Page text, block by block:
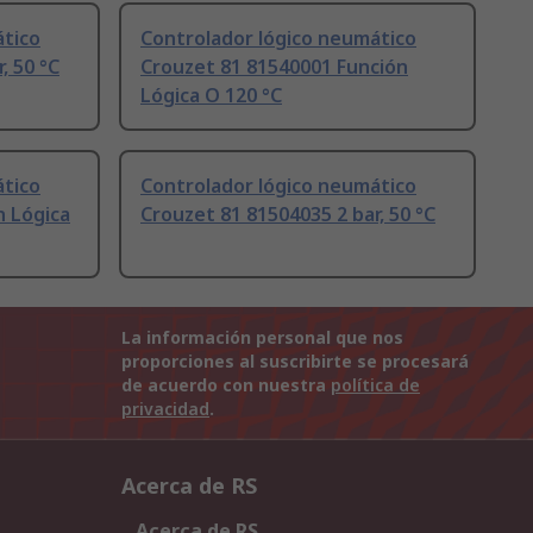
50 °C
Controlador lógico neumático
Crouzet 81 81540001 Función
Lógica O 120 °C
Lógica
Controlador lógico neumático
Crouzet 81 81504035 2 bar, 50 °C
La información personal que nos
proporciones al suscribirte se procesará
de acuerdo con nuestra política de
privacidad.
Acerca de RS